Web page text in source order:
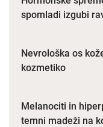
spomladi izgubi
Nevrološka os
kozmetiko
Melanociti in
temni madeži na